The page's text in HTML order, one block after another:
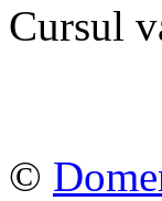
Cursul
©